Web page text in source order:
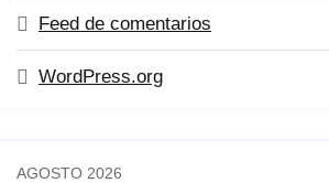
Feed de comentarios
WordPress.org
AGOSTO 2026